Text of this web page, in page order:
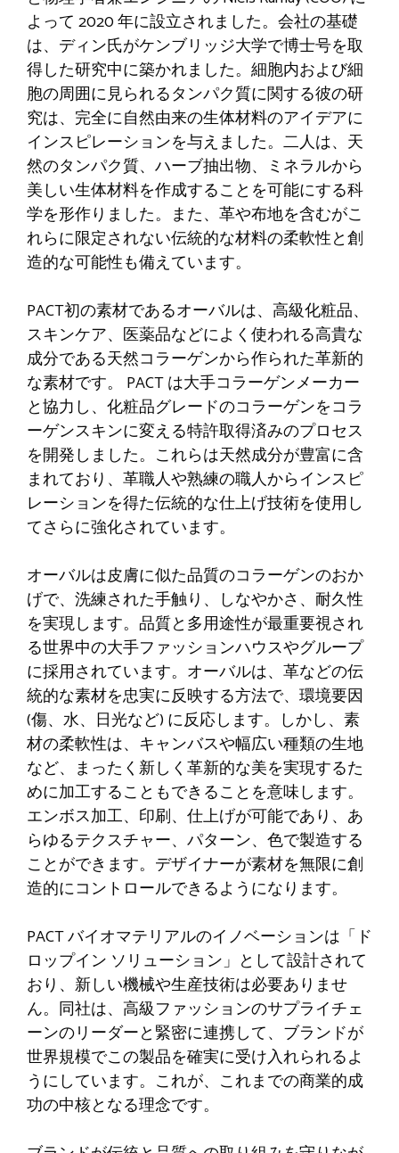
よって 2020 年に設立されました。会社の基礎
は、ディン氏がケンブリッジ大学で博士号を取
得した研究中に築かれました。細胞内および細
胞の周囲に見られるタンパク質に関する彼の研
究は、完全に自然由来の生体材料のアイデアに
インスピレーションを与えました。二人は、天
然のタンパク質、ハーブ抽出物、ミネラルから
美しい生体材料を作成することを可能にする科
学を形作りました。また、革や布地を含むがこ
れらに限定されない伝統的な材料の柔軟性と創
造的な可能性も備えています。
PACT初の素材であるオーバルは、高級化粧品、
スキンケア、医薬品などによく使われる高貴な
成分である天然コラーゲンから作られた革新的
な素材です。 PACT は大手コラーゲンメーカー
と協力し、化粧品グレードのコラーゲンをコラ
ーゲンスキンに変える特許取得済みのプロセス
を開発しました。これらは天然成分が豊富に含
まれており、革職人や熟練の職人からインスピ
レーションを得た伝統的な仕上げ技術を使用し
てさらに強化されています。
オーバルは皮膚に似た品質のコラーゲンのおか
げで、洗練された手触り、しなやかさ、耐久性
を実現します。品質と多用途性が最重要視され
る世界中の大手ファッションハウスやグループ
に採用されています。オーバルは、革などの伝
統的な素材を忠実に反映する方法で、環境要因
(傷、水、日光など) に反応します。しかし、素
材の柔軟性は、キャンバスや幅広い種類の生地
など、まったく新しく革新的な美を実現するた
めに加工することもできることを意味します。
エンボス加工、印刷、仕上げが可能であり、あ
らゆるテクスチャー、パターン、色で製造する
ことができます。デザイナーが素材を無限に創
造的にコントロールできるようになります。
PACT バイオマテリアルのイノベーションは「ド
ロップイン ソリューション」として設計されて
おり、新しい機械や生産技術は必要ありませ
ん。同社は、高級ファッションのサプライチェ
ーンのリーダーと緊密に連携して、ブランドが
世界規模でこの製品を確実に受け入れられるよ
うにしています。これが、これまでの商業的成
功の中核となる理念です。